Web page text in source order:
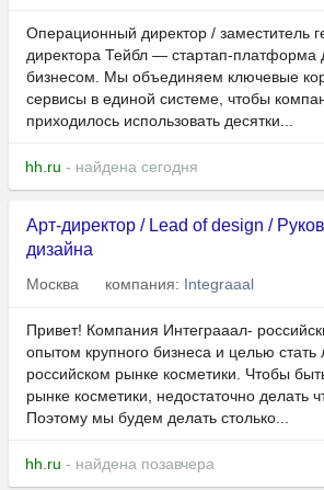
Операционный директор / заместитель
директора Тейбл — стартап-платформа
бизнесом. Мы объединяем ключевые
сервисы в единой системе, чтобы
приходилось использовать десятки...
hh.ru - найдена сегодня
Арт-директор / Lead of design /
дизайна
Москва компания: Integraaal
Привет! Компания Интеграаал-
опытом крупного бизнеса и целью
российском рынке косметики. Чтобы
рынке косметики, недостаточно делать
Поэтому мы будем делать столько...
hh.ru - найдена позавчера